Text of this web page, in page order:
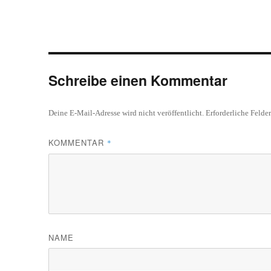
Schreibe einen Kommentar
Deine E-Mail-Adresse wird nicht veröffentlicht. Erforderliche
KOMMENTAR *
NAME